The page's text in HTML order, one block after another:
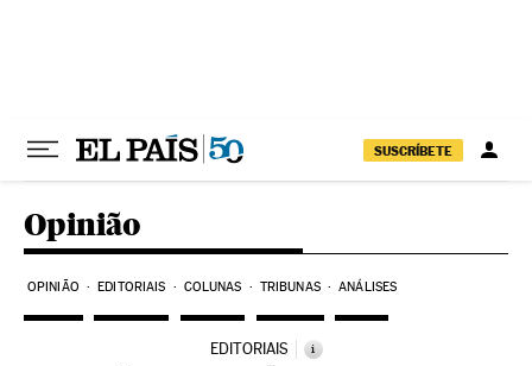
SUSCRÍBETE
Opinião
OPINIÃO EDITORIAIS COLUNAS TRIBUNAS ANÁLISES
EDITORIAIS i